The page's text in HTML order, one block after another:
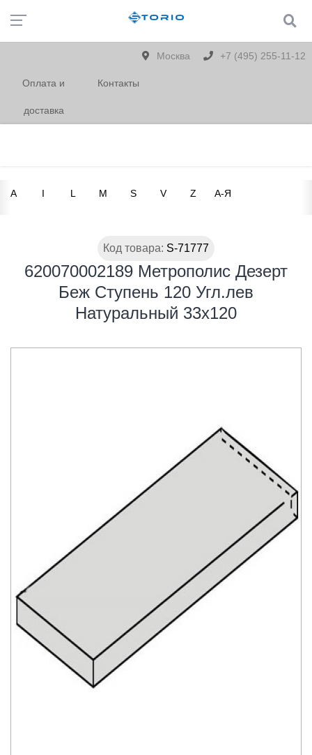
Москва +7 (495) 255-11-12
Оплата и
доставка
Контакты
A I L M S V Z А-Я
Код товара: S-71777
620070002189 Метрополис Дезерт
Беж Ступень 120 Угл.лев
Натуральный 33х120